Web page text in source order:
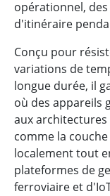
opérationnel,
d'itinéraire
Conçu pour
variations de
longue durée, il
où des appareils
aux
comme la
localement tout
plateformes de
ferroviaire et